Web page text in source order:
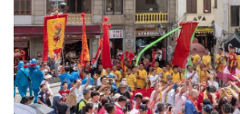
門
搜
索
古